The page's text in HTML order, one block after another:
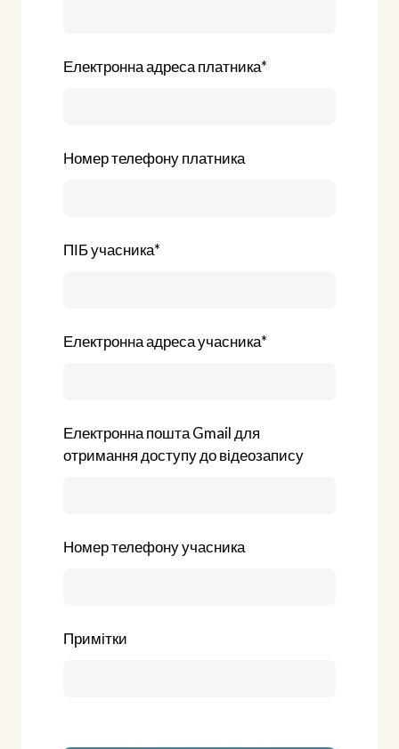
Електронна адреса платника*
Номер телефону платника
ПІБ учасника*
Електронна адреса учасника*
Електронна пошта Gmail для
отримання доступу до відеозапису
Номер телефону учасника
Примітки